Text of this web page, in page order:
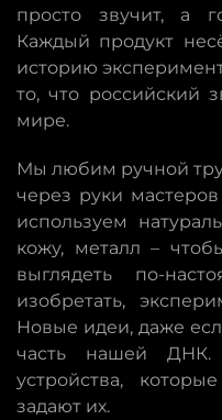
просто звучит, а
Каждый продукт
историю
то, что российский
мире.
Мы любим ручной
через руки
используем
кожу, металл –
выглядеть по-
изобретать,
Новые идеи, даже
часть нашей ДНК.
устройства,
задают их.